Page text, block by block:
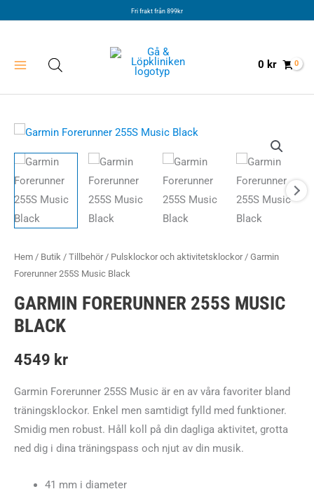
Fri frakt från 899kr
0 kr
Hem / Butik / Tillbehör/ Pulsklockor och aktivitetsklockor/ Garmin
Forerunner 255S Music Black
GARMIN FORERUNNER 255S MUSIC
BLACK
4549 kr
Garmin Forerunner 255S Music är en av våra favoriter bland
träningsklockor. Enkel men samtidigt fylld med funktioner.
Smidig men robust. Håll koll på din dagliga aktivitet, grotta
ned dig i dina träningspass och njut av din musik.
41 mm i diameter